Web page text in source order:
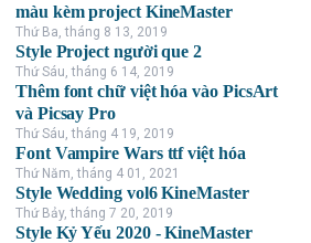
màu kèm project KineMaster
Thứ Ba, tháng 8 13, 2019
Style Project người que 2
Thứ Sáu, tháng 6 14, 2019
Thêm font chữ việt hóa vào PicsArt
và Picsay Pro
Thứ Sáu, tháng 4 19, 2019
Font Vampire Wars ttf việt hóa
Thứ Năm, tháng 4 01, 2021
Style Wedding vol6 KineMaster
Thứ Bảy, tháng 7 20, 2019
Style Kỷ Yếu 2020 - KineMaster